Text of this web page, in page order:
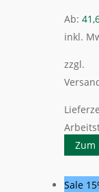
Ab:
inkl.
zzgl.
Zum
Sale